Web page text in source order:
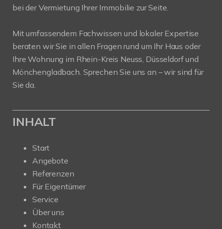
bei der Vermietung Ihrer Immobilie zur Seite.
Mit umfassendem Fachwissen und lokaler Expertise
beraten wir Sie in allen Fragen rund um Ihr Haus oder
Ihre Wohnung im Rhein-Kreis Neuss, Düsseldorf und
Mönchengladbach. Sprechen Sie uns an – wir sind für
Sie da.
INHALT
Start
Angebote
Referenzen
Für Eigentümer
Service
Über uns
Kontakt